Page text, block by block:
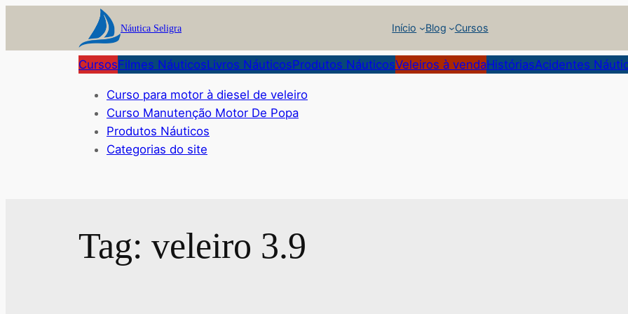
o
Náutica Seligra Início Blog Cursos
CursosFilmes NáuticosLivros NáuticosProdutos NáuticosVeleiros à vendaHistóriasAcidentes
Curso para motor à diesel de veleiro
Curso Manutenção Motor De Popa
Produtos Náuticos
Categorias do site
Tag: veleiro 3.9